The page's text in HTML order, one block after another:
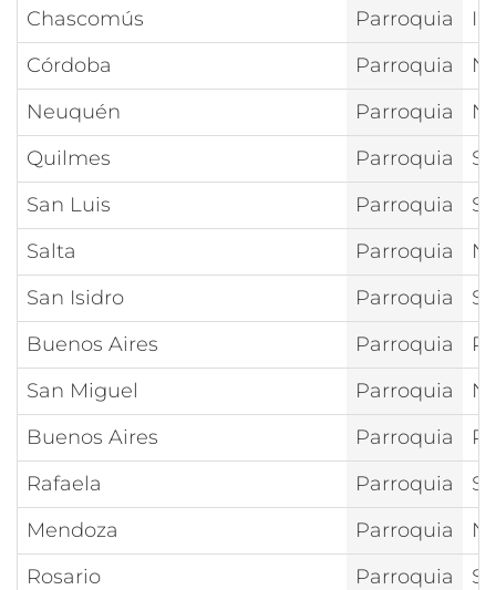
Chascomús Parroquia
Córdoba
Parroquia
Neuquén
Parroquia
Quilmes
Parroquia
San Luis
Parroquia
Salta
Parroquia
San Isidro
Parroquia
Buenos Aires
Parroquia
San Miguel
Parroquia
Buenos Aires
Parroquia
Rafaela
Parroquia
Mendoza
Parroquia
Rosario
Parroquia